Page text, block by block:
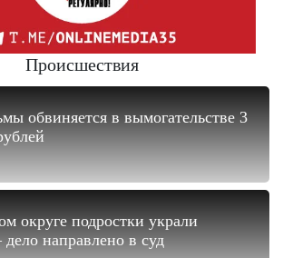
Происшествия
обвиняется в вымогательстве 3
округе подростки украли
направлено в суд